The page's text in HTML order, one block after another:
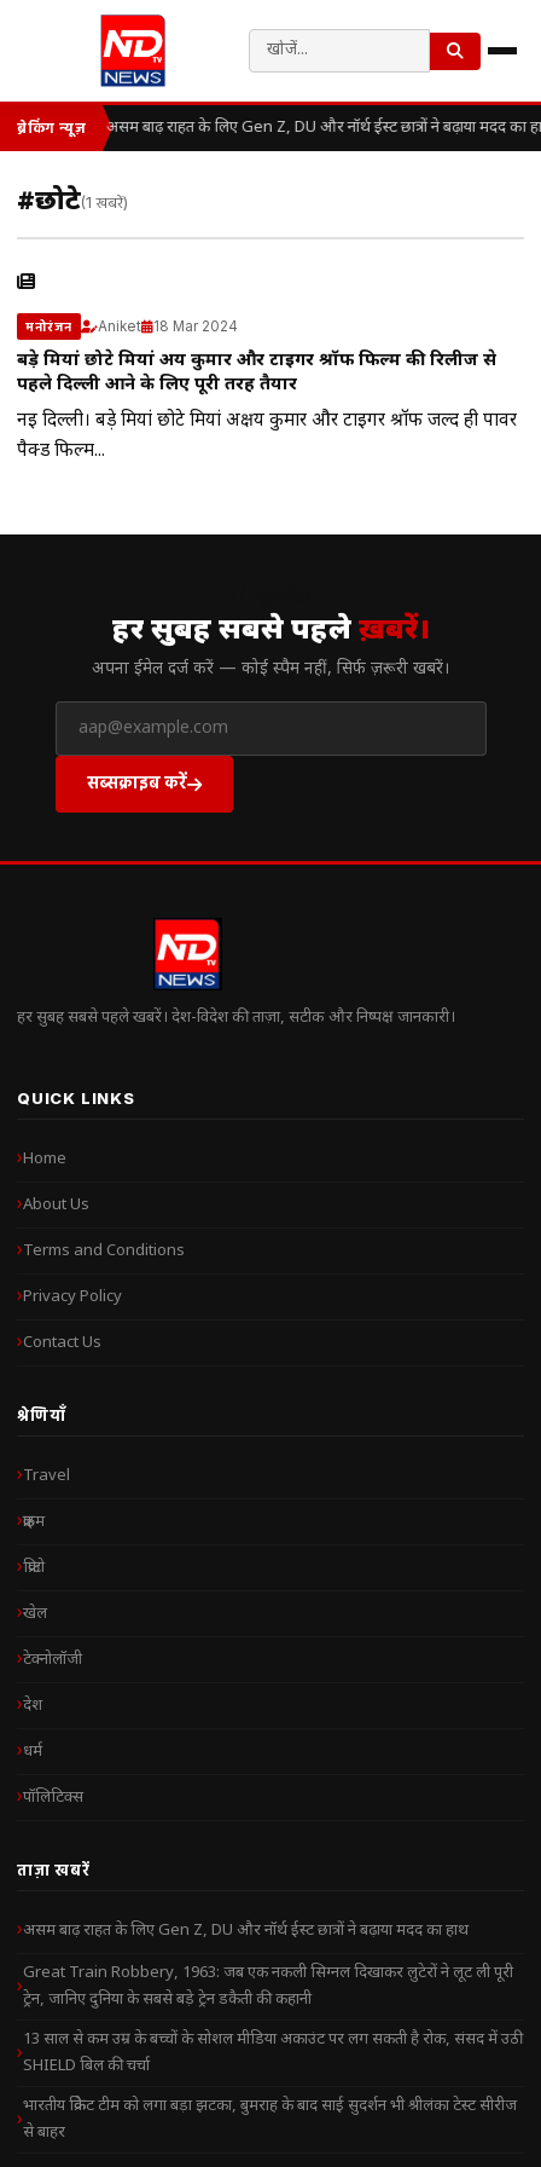
ब्रेकिंग न्यूज़ असम बाढ़ राहत के लिए Gen Z, DU और नॉर्थ ईस्ट छात्रों ने बढ़ाया मदद का
#छोटे(1 खबरें)
मनोरंजन Aniket 18 Mar 2024
बड़े मियां छोटे मियां अक्षय कुमार और टाइगर श्रॉफ फिल्म की रिलीज से
पहले दिल्ली आने के लिए पूरी तरह तैयार
नई दिल्ली। बड़े मियां छोटे मियां अक्षय कुमार और टाइगर श्रॉफ जल्द ही पावर
पैक्ड फिल्म...
हर सुबह सबसे पहलेख़बरें।
अपना ईमेल दर्ज करें — कोई स्पैम नहीं, सिर्फ ज़रूरी खबरें।
सब्सक्राइब करें
हर सुबह सबसे पहले खबरें। देश-विदेश की ताज़ा, सटीक और निष्पक्ष जानकारी।
QUICK LINKS
Home
About Us
Terms and Conditions
Privacy Policy
Contact Us
श्रेणियाँ
Travel
क्राइम
क्रिप्टो
खेल
टेक्नोलॉजी
देश
धर्म
पॉलिटिक्स
ताज़ा खबरें
असम बाढ़ राहत के लिए Gen Z, DU और नॉर्थ ईस्ट छात्रों ने बढ़ाया मदद का हाथ
Great Train Robbery, 1963: जब एक नकली सिग्नल दिखाकर लुटेरों ने लूट ली पूरी
ट्रेन, जानिए दुनिया के सबसे बड़े ट्रेन डकैती की कहानी
13 साल से कम उम्र के बच्चों के सोशल मीडिया अकाउंट पर लग सकती है रोक, संसद में उठी
SHIELD बिल की चर्चा
भारतीय क्रिकेट टीम को लगा बड़ा झटका, बुमराह के बाद साई सुदर्शन भी श्रीलंका टेस्ट सीरीज
से बाहर